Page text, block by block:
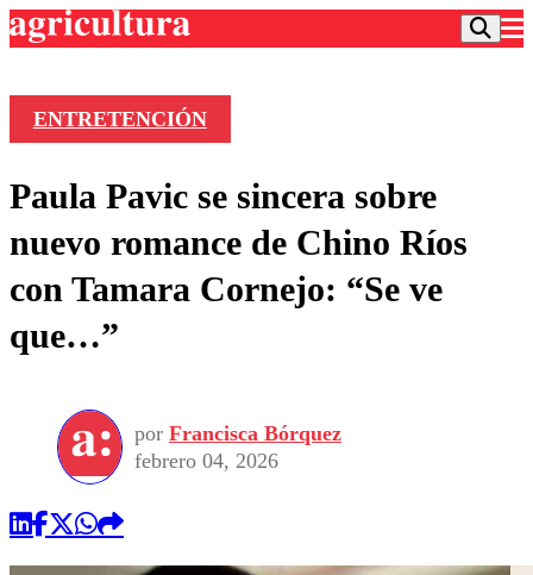
Frecuencias
Agricultura TV
Deportes
Colo Colo
Torneo Internacional
Torneo Nacional
Entretención
Internacional
Nacional
Programas
Comercial
ENTRETENCIÓN
Paula Pavic se sincera sobre
nuevo romance de Chino Ríos
con Tamara Cornejo: “Se ve
que…”
por Francisca Bórquez
febrero 04, 2026